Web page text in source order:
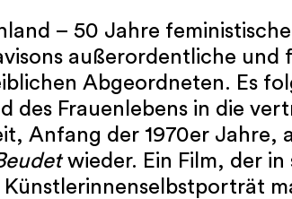
– 50 Jahre
außerordentliche
Abgeordneten. Es
des Frauenlebens in die
Anfang der 1970er Jahre,
wieder. Ein Film, der in